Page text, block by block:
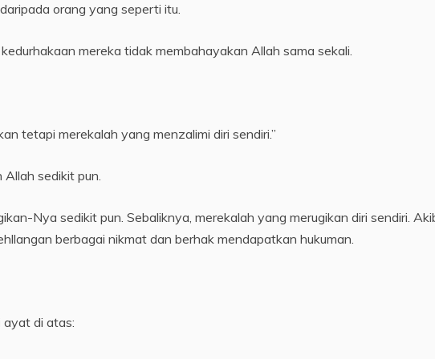
orang yang seperti itu.
mereka tidak membahayakan Allah sama sekali.
tetapi merekalah yang menzalimi diri sendiri.”
Allah sedikit pun.
Nya sedikit pun. Sebaliknya, merekalah yang merugikan diri sendiri.
berbagai nikmat dan berhak mendapatkan hukuman.
ayat di atas: